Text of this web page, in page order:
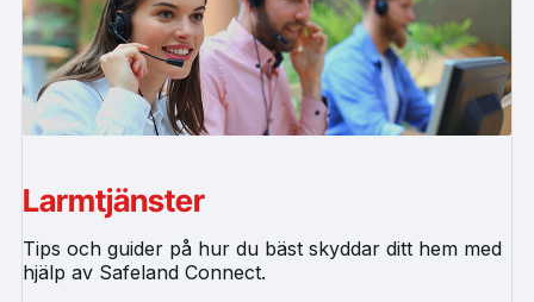
Larmtjänster
Tips och guider på hur du bäst skyddar ditt hem med
hjälp av Safeland Connect.